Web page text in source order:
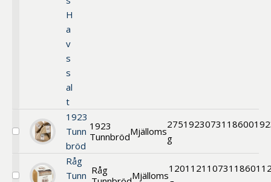
H
a
v
s
s
al
t
Välj
Tunnbröd
1923
Tunn
bröd
1923
TunnbrödMjälloms
275
g
1923
Välj
Råg
Tunn Råg
Mjälloms
12011211